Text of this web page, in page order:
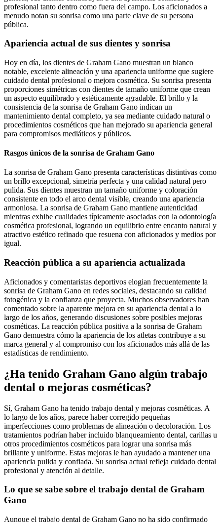
profesional tanto dentro como fuera del campo. Los aficionados a
menudo notan su sonrisa como una parte clave de su persona
pública.
Apariencia actual de sus dientes y sonrisa
Hoy en día, los dientes de Graham Gano muestran un blanco
notable, excelente alineación y una apariencia uniforme que sugiere
cuidado dental profesional o mejora cosmética. Su sonrisa presenta
proporciones simétricas con dientes de tamaño uniforme que crean
un aspecto equilibrado y estéticamente agradable. El brillo y la
consistencia de la sonrisa de Graham Gano indican un
mantenimiento dental completo, ya sea mediante cuidado natural o
procedimientos cosméticos que han mejorado su apariencia general
para compromisos mediáticos y públicos.
Rasgos únicos de la sonrisa de Graham Gano
La sonrisa de Graham Gano presenta características distintivas como
un brillo excepcional, simetría perfecta y una calidad natural pero
pulida. Sus dientes muestran un tamaño uniforme y coloración
consistente en todo el arco dental visible, creando una apariencia
armoniosa. La sonrisa de Graham Gano mantiene autenticidad
mientras exhibe cualidades típicamente asociadas con la odontología
cosmética profesional, logrando un equilibrio entre encanto natural y
atractivo estético refinado que resuena con aficionados y medios por
igual.
Reacción pública a su apariencia actualizada
Aficionados y comentaristas deportivos elogian frecuentemente la
sonrisa de Graham Gano en redes sociales, destacando su calidad
fotogénica y la confianza que proyecta. Muchos observadores han
comentado sobre la aparente mejora en su apariencia dental a lo
largo de los años, generando discusiones sobre posibles mejoras
cosméticas. La reacción pública positiva a la sonrisa de Graham
Gano demuestra cómo la apariencia de los atletas contribuye a su
marca general y al compromiso con los aficionados más allá de las
estadísticas de rendimiento.
¿Ha tenido Graham Gano algún trabajo
dental o mejoras cosméticas?
Sí, Graham Gano ha tenido trabajo dental y mejoras cosméticas. A
lo largo de los años, parece haber corregido pequeñas
imperfecciones como problemas de alineación o decoloración. Los
tratamientos podrían haber incluido blanqueamiento dental, carillas u
otros procedimientos cosméticos para lograr una sonrisa más
brillante y uniforme. Estas mejoras le han ayudado a mantener una
apariencia pulida y confiada. Su sonrisa actual refleja cuidado dental
profesional y atención al detalle.
Lo que se sabe sobre el trabajo dental de Graham
Gano
Aunque el trabajo dental de Graham Gano no ha sido confirmado